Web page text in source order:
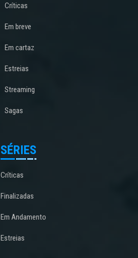
Críticas
Em breve
Em cartaz
Estreias
Streaming
Sagas
SÉRIES
Críticas
Finalizadas
Em Andamento
Estreias